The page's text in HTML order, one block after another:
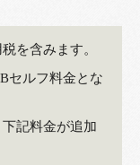
を含みます。
セルフ料金とな
記料金が追加